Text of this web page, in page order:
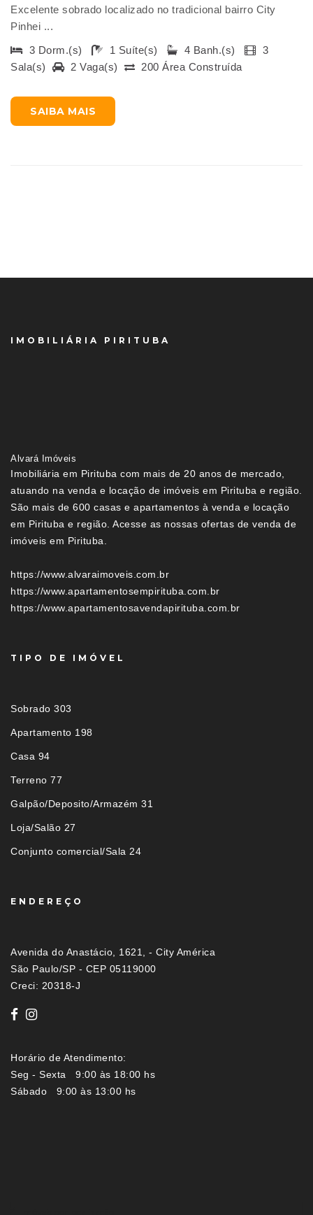
Excelente sobrado localizado no tradicional bairro City
Pinhei ...
3 Dorm.(s)
1 Suíte(s) 4 Banh.(s)
3
Sala(s)
2 Vaga(s) 200 Área Construída
SAIBA MAIS
IMOBILIÁRIA PIRITUBA
Alvará Imóveis
Imobiliária em Pirituba com mais de 20 anos de mercado,
atuando na venda e locação de imóveis em Pirituba e região.
São mais de 600 casas e apartamentos à venda e locação
em Pirituba e região. Acesse as nossas ofertas de venda de
imóveis em Pirituba.
https://www.alvaraimoveis.com.br
https://www.apartamentosempirituba.com.br
https://www.apartamentosavendapirituba.com.br
TIPO DE IMÓVEL
Sobrado 303
Apartamento 198
Casa 94
Terreno 77
Galpão/Deposito/Armazém 31
Loja/Salão 27
Conjunto comercial/Sala 24
ENDEREÇO
Avenida do Anastácio, 1621, - City América
São Paulo/SP - CEP 05119000
Creci: 20318-J
Horário de Atendimento:
Seg - Sexta 9:00 às 18:00 hs
Sábado 9:00 às 13:00 hs